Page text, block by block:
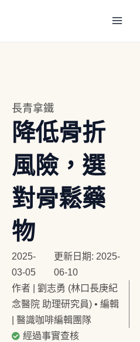
長青拿鐵
降低骨折
風險，選
對骨鬆藥
物
2025-
03-05
更新日期: 2025-
06-10
作者 | 劉志勇 (林口長庚紀
念醫院 助理研究員)• 編輯
| 醫識咖啡編輯團隊
經過事實查核